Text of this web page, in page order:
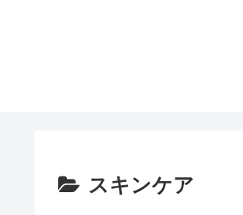
スキンケア